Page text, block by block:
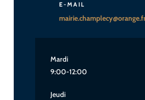
E-MAIL
Mardi
9:00-12:00
Jeudi